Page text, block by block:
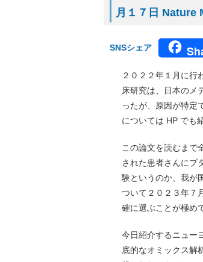
月１７日 Nature
SNSシェア
２０２２年１月に行
床研究は、日本のメ
ったが、原因が特定
については HP でも
この論文を読むまで
された患者さんにブ
験というのか、我が
ついて２０２３年７
確に選ぶことが極め
今日紹介するニュー
底的なオミックス解